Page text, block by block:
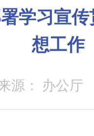
学习宣
想工作
源： 办公厅